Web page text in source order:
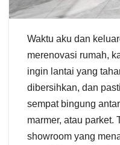
Waktu aku dan
merenovasi rumah,
ingin lantai yang
dibersihkan, dan
sempat bingung
marmer, atau parket.
showroom yang